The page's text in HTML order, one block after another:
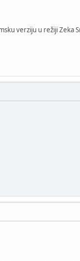
verziju u režiji Zeka